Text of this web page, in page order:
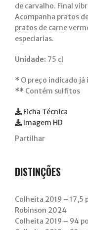
de carvalho. Final
Acompanha pratos
pratos de carne
especiarias.
Unidade: 75 cl
* O preço indicado já
** Contém sulfitos
Ficha Técnica
Imagem HD
Partilhar
DISTINÇÕES
Colheita 2019 – 17,5
Robinson 2024
Colheita 2019 – 94